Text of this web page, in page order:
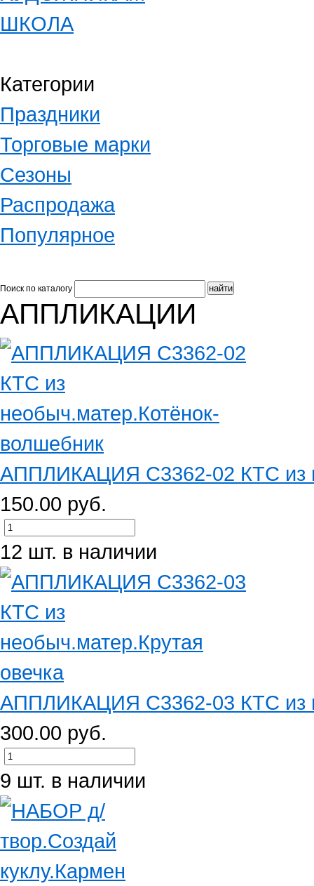
ШКОЛА
Категории
Праздники
Торговые марки
Сезоны
Распродажа
Популярное
Поиск по каталогу
АППЛИКАЦИИ
АППЛИКАЦИЯ С3362-02 КТС из
150.00 руб.
12 шт. в наличии
АППЛИКАЦИЯ С3362-03 КТС из
300.00 руб.
9 шт. в наличии